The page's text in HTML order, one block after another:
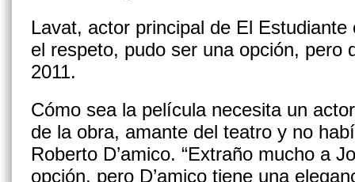
Lavat, actor principal de El
el respeto, pudo ser una opción, pero
2011.
Cómo sea la película necesita un
de la obra, amante del teatro y no
Roberto D’amico. “Extraño mucho a
opción, pero D’amico tiene una